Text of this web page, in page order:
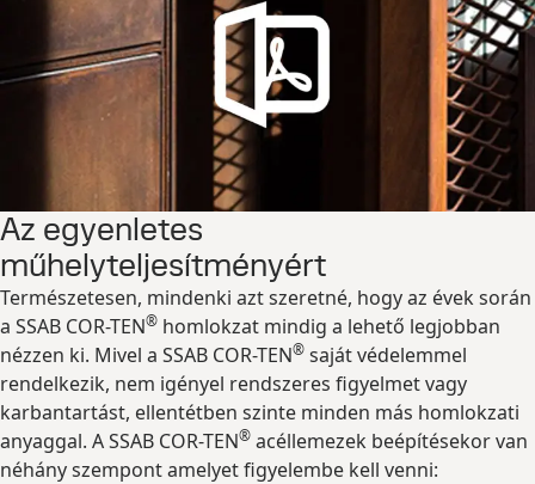
Az egyenletes
műhelyteljesítményért
Természetesen, mindenki azt szeretné, hogy az évek során
a SSAB COR-TEN® homlokzat mindig a lehető legjobban
nézzen ki. Mivel a SSAB COR-TEN® saját védelemmel
rendelkezik, nem igényel rendszeres figyelmet vagy
karbantartást, ellentétben szinte minden más homlokzati
anyaggal. A SSAB COR-TEN® acéllemezek beépítésekor van
néhány szempont amelyet figyelembe kell venni: